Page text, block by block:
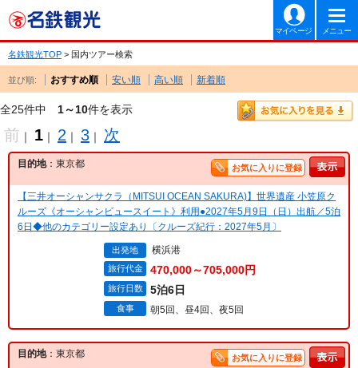
マイページ メニュー
名鉄観光TOP > 国内ツアー検索
並び順: おすすめ順 安い順 高い順 新着順
全25件中 1～10件を表示
前 ｜ 1 ｜ 2 ｜ 3 ｜ 次
目的地：東京都 お気に入りに登録
【三井オーシャンサクラ（MITSUI OCEAN SAKURA)】世界遺産 小笠原ク
ルーズ《オーシャンビュースイート》利用●2027年5月9日（日）出航／5泊
6日◆他のカテゴリー設定あり〔クルーズ紀行：2027年5月〕
出発地 横浜港
旅行代金 470,000～705,000円
旅行日数 5泊6日
食事 朝5回、昼4回、夜5回
目的地：東京都 お気に入りに登録